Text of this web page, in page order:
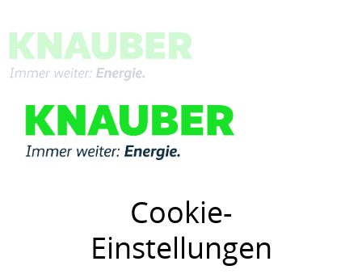
Cookie-
Einstellungen
Menü
Übersicht Verdichter- & Vakuumpumpenöle